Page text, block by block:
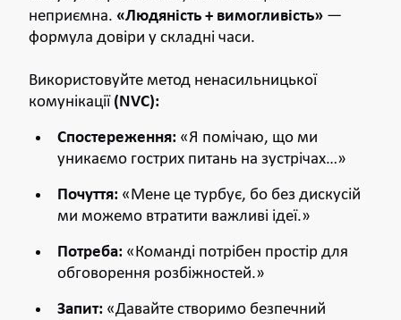
неприємна. «Людяність + вимогливість» —
формула довіри у складні часи.
Використовуйте метод ненасильницької
комунікації(NVC):
Спостереження: «Я помічаю, що ми
уникаємо гострих питань на зустрічах…»
Почуття: «Мене це турбує, бо без дискусій
ми можемо втратити важливі ідеї.»
Потреба: «Команді потрібен простір для
обговорення розбіжностей.»
Запит: «Давайте створимо безпечний